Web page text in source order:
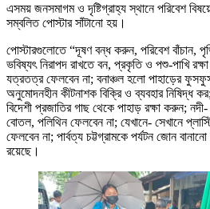
এসময় জনসমাগম ও দৃষ্টিগ্রাহ্য স্থানে পরিবেশ
সম্বলিত পোস্টার সাঁটানো হয়।
পোস্টারগুলোতে “দূষণ বন্ধ করুন, পরিবেশ বাঁচান,
ভবিষ্যৎ নিরাপদ রাখতে বন, প্রকৃতি ও পশু-পাখি
যত্রতত্র ফেলবেন না; বনাঞ্চল হলো পাহাড়ের ফুসফুস
অনুমোদনহীন কীটনাশক বিক্রি ও ব্যবহার নিষিদ্ধ
বিদেশী প্রজাতির গাছ থেকে পাহাড় রক্ষা করুন; নদী-
বোতল, পলিথিন ফেলবেন না; যেখানে- সেখানে
ফেলবেন না; পার্বত্য চট্টগ্রামকে পর্যটন জোন
রয়েছে।